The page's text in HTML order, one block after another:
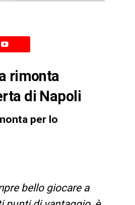
rimonta
di Napoli
per lo
bello giocare a